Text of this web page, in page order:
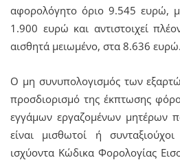
αφορολόγητο όριο 9.545 ευρώ,
1.900 ευρώ και αντιστοιχεί
αισθητά μειωμένο, στα 8.636 ευρώ.
Ο μη συνυπολογισμός των
προσδιορισμό της έκπτωσης
εγγάμων εργαζομένων μητέρων
είναι μισθωτοί ή
ισχύοντα Κώδικα Φορολογίας